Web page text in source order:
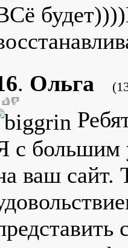
. Ольга
с большим
ваш сайт.